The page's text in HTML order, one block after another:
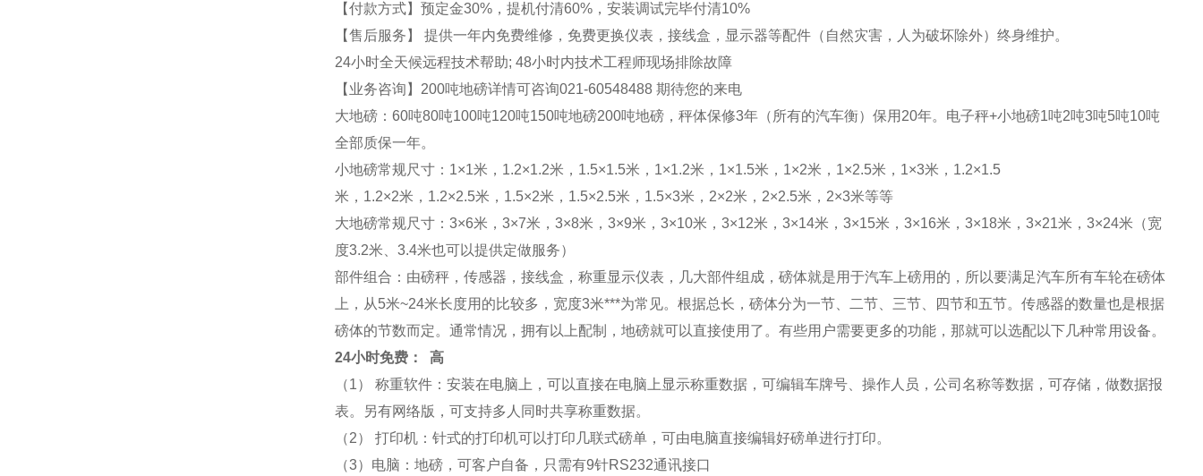
【付款方式】预定金30%，提机付清60%，安装调试完毕付清10%
【售后服务】 提供一年内免费维修，免费更换仪表，接线盒，显示器等配件（自然灾害，人为破坏除外）终身维护。
24小时全天候远程技术帮助; 48小时内技术工程师现场排除故障
【业务咨询】200吨地磅详情可咨询021-60548488期待您的来电
大地磅：60吨80吨100吨120吨150吨地磅200吨地磅，秤体保修3年（所有的汽车衡）保用20年。电子秤+小地磅1吨2吨3吨5吨10吨
全部质保一年。
小地磅常规尺寸：1×1米，1.2×1.2米，1.5×1.5米，1×1.2米，1×1.5米，1×2米，1×2.5米，1×3米，1.2×1.5
米，1.2×2米，1.2×2.5米，1.5×2米，1.5×2.5米，1.5×3米，2×2米，2×2.5米，2×3米等等
大地磅常规尺寸：3×6米，3×7米，3×8米，3×9米，3×10米，3×12米，3×14米，3×15米，3×16米，3×18米，3×21米，3×24米（宽
度3.2米、3.4米也可以提供定做服务）
部件组合：由磅秤，传感器，接线盒，称重显示仪表，几大部件组成，磅体就是用于汽车上磅用的，所以要满足汽车所有车轮在磅体
上，从5米~24米长度用的比较多，宽度3米***为常见。根据总长，磅体分为一节、二节、三节、四节和五节。传感器的数量也是根据
磅体的节数而定。通常情况，拥有以上配制，地磅就可以直接使用了。有些用户需要更多的功能，那就可以选配以下几种常用设备。
24小时免费： 高
（1） 称重软件：安装在电脑上，可以直接在电脑上显示称重数据，可编辑车牌号、操作人员，公司名称等数据，可存储，做数据报
表。另有网络版，可支持多人同时共享称重数据。
（2） 打印机：针式的打印机可以打印几联式磅单，可由电脑直接编辑好磅单进行打印。
（3）电脑：地磅，可客户自备，只需有9针RS232通讯接口